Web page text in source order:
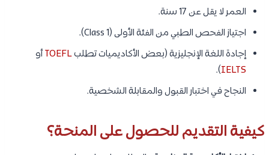
العمر لا يقل عن 17 سنة.
اجتياز الفحص الطبي من الفئة الأولى (Class 1).
إجادة اللغة الإنجليزية (بعض الأكاديميات تطلبTOEFLأو
IELTS
).
النجاح في اختبار القبول والمقابلة الشخصية.
كيفية التقديم للحصول على المنحة؟